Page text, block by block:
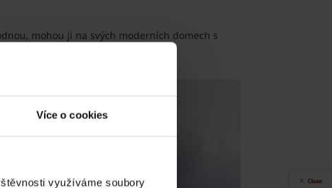
Více o cookies
využíváme soubory
mohou ji na svých moderních domech s
Close